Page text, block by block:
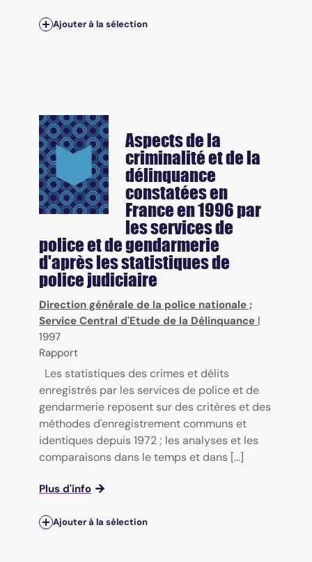
Ajouter à la sélection
Aspects de la
criminalité et de la
délinquance
constatées en
France en 1996 par
les services de
police et de gendarmerie
d'après les statistiques de
police judiciaire
Direction générale de la police nationale ;
Service Central d'Etude de la Délinquance |
1997
Rapport
Les statistiques des crimes et délits
enregistrés par les services de police et de
gendarmerie reposent sur des critères et des
méthodes d'enregistrement communs et
identiques depuis 1972 ; les analyses et les
comparaisons dans le temps et dans [...]
Plus d'info
Ajouter à la sélection